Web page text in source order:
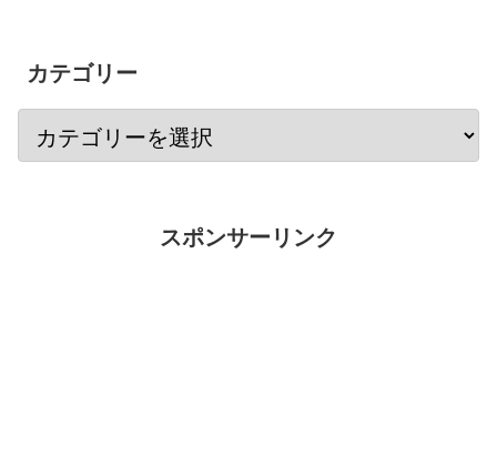
カテゴリー
スポンサーリンク